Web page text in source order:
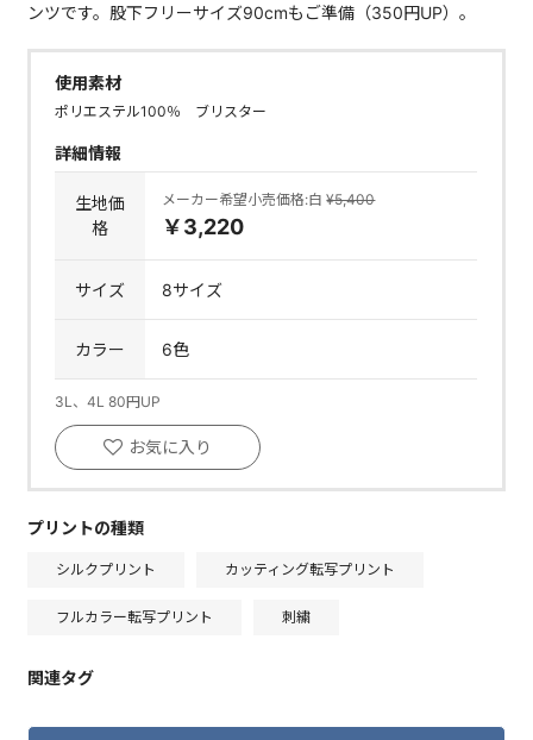
ンツです。股下フリーサイズ90cmもご準備（350円UP）。
使用素材
ポリエステル100％ ブリスター
詳細情報
生地価
格
メーカー希望小売価格:白¥5,400
￥3,220
サイズ 8サイズ
カラー 6色
3L、4L 80円UP
お気に入り
プリントの種類
シルクプリント カッティング転写プリント
フルカラー転写プリント 刺繍
関連タグ